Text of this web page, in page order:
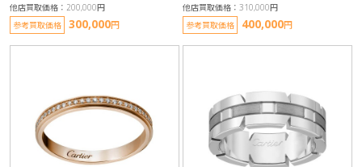
他店買取価格：200,000円
参考買取価格
300,000円
他店買取価格：310,000円
参考買取価格
400,000円